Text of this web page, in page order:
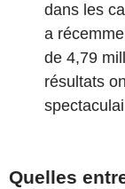
dans les
a
de 4,79
résultats
Quelles